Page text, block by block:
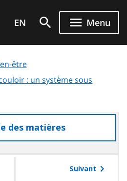
EN Menu
être
: un système sous
des matières
à
table
Suivant